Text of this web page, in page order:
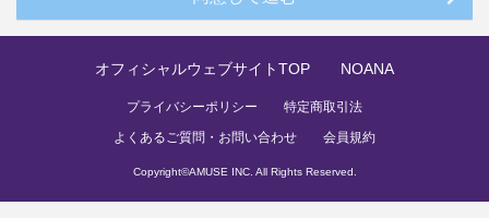
第２条 本規約の適用範囲
1.本「NOAオフィシャルファンクラブ「NOANA」会員規約」
（以下「本規約」といいます。）は、当会のサービス（以下
「本サービス」といいます。）を利用する方（以下「会員」と
いいます。）に適用されます。
2.会員は、当社が制定する「A!-IDサービス利用規約
オフィシャルウェブサイトTOP NOANA
プライバシーポリシー
特定商取引法
よくあるご質問・お問い合わせ
会員規約
Copyright©AMUSE INC. All Rights Reserved.